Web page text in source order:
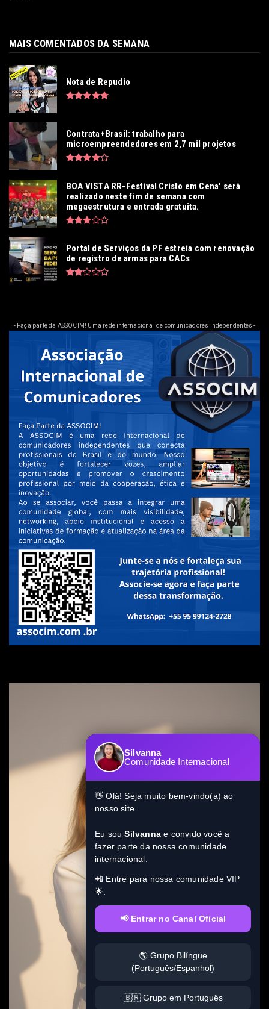
Silvanna
Comunidade Internacional
👋 Olá! Seja muito bem-vindo(a) ao
nosso site.
Eu souSilvanna e convido você a
fazer parte da nossa comunidade
internacional.
📲 Entre para nossa comunidade VIP
🌟.
📢 Entrar no Canal Oficial
🌎 Grupo Bilíngue
(Português/Espanhol)
🇧🇷 Grupo em Português
MAIS COMENTADOS DA SEMANA
Nota de Repudio
Contrata+Brasil: trabalho para
microempreendedores em 2,7 mil projetos
BOA VISTA RR-Festival Cristo em Cena' será
realizado neste fim de semana com
megaestrutura e entrada gratuita.
Portal de Serviços da PF estreia com renovação
de registro de armas para CACs
- Faça parte da ASSOCIM! Uma rede internacional de comunicadores independentes -